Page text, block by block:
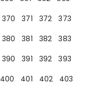
370 371 372
373
380 381 382
383
390 391 392
393
400 401 402
403